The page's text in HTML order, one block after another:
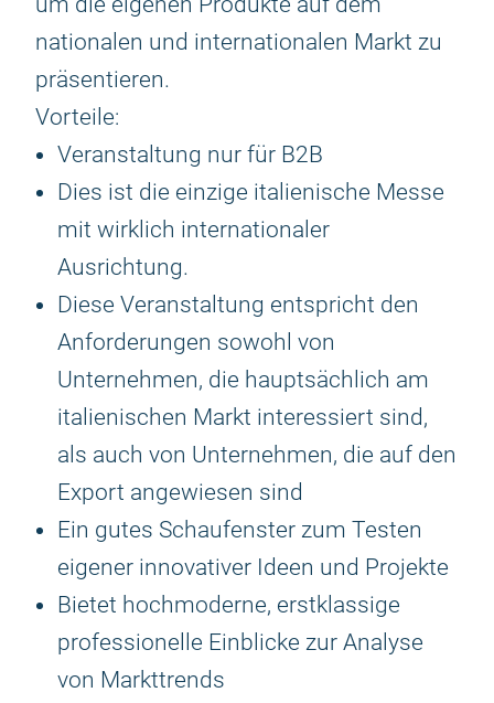
nationalen und internationalen Markt zu
präsentieren.
Vorteile:
Veranstaltung nur für B2B
Dies ist die einzige italienische Messe
mit wirklich internationaler
Ausrichtung.
Diese Veranstaltung entspricht den
Anforderungen sowohl von
Unternehmen, die hauptsächlich am
italienischen Markt interessiert sind,
als auch von Unternehmen, die auf den
Export angewiesen sind
Ein gutes Schaufenster zum Testen
eigener innovativer Ideen und Projekte
Bietet hochmoderne, erstklassige
professionelle Einblicke zur Analyse
von Markttrends